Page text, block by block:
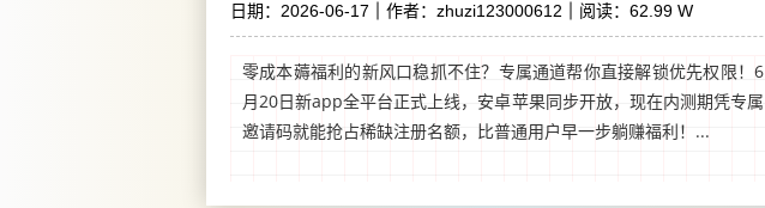
日期：2026-06-17 作者：zhuzi123000612 阅读：62.99 W
零成本薅福利的新风口稳抓不住？专属通道帮你直接解锁优先权限！6
月20日新app全平台正式上线，安卓苹果同步开放，现在内测期凭专属
邀请码就能抢占稀缺注册名额，比普通用户早一步躺赚福利！...